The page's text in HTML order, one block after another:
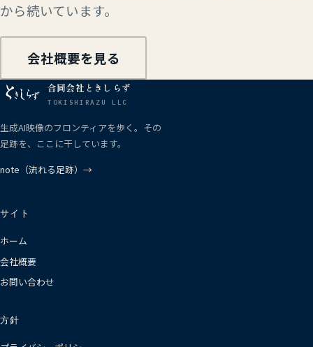
から続いています。
会社概要を見る
合同会社ときしらず
TOKISHIRAZU LLC
生成AI映像のフロンティアを歩く。その
足跡を、ここに干しています。
note（流れる足跡）→
サイト
ホーム
会社概要
お問い合わせ
方針